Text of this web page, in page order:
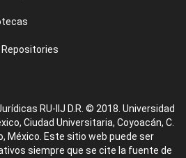
RU-IIJ D.R. © 2018. Universidad
Ciudad Universitaria, Coyoacán, C.
México. Este sitio web puede ser
siempre que se cite la fuente de